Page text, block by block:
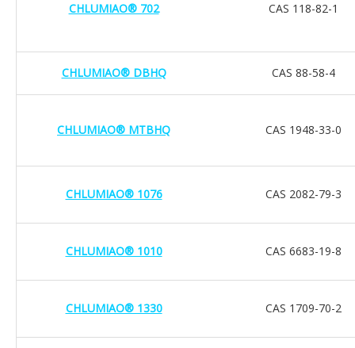
CHLUMIAO® 702 CAS 118-82-1
CHLUMIAO® DBHQ CAS 88-58-4
CHLUMIAO® MTBHQ CAS 1948-33-0
CHLUMIAO® 1076 CAS 2082-79-3
CHLUMIAO® 1010 CAS 6683-19-8
CHLUMIAO® 1330 CAS 1709-70-2